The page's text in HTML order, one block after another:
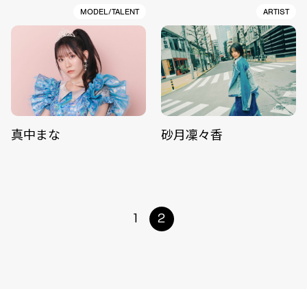
MODEL/TALENT
真中まな
ARTIST
砂月凜々香
1 2